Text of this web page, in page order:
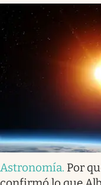
Astronomía. Por